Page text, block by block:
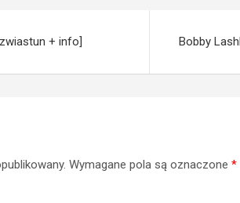
+ info] Bobby
Wymagane pola są oznaczone *